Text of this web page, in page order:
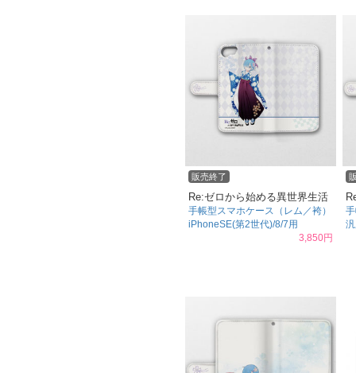
販売終了
Re:ゼロから始める異世界生活
手帳型スマホケース（レム／袴）
iPhoneSE(第2世代)/8/7用
3,850円